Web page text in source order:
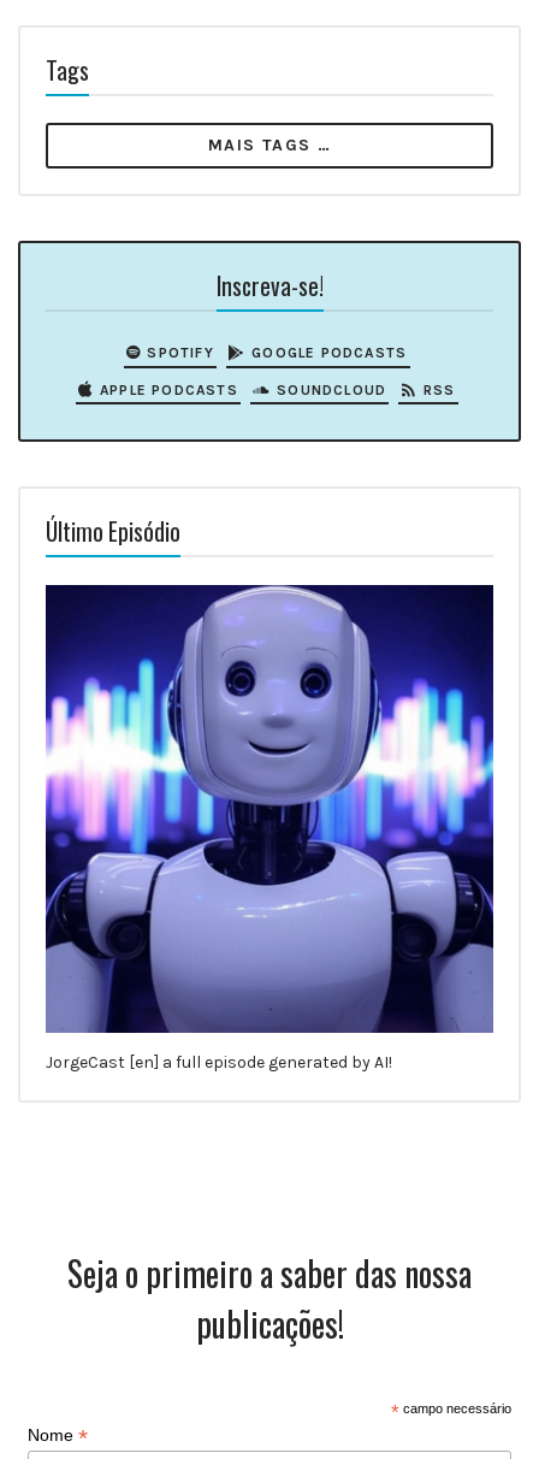
Tags
MAIS TAGS …
Inscreva-se!
SPOTIFY GOOGLE PODCASTS
APPLE PODCASTS SOUNDCLOUD RSS
Último Episódio
JorgeCast [en] a full episode generated by AI!
Seja o primeiro a saber das nossa
publicações!